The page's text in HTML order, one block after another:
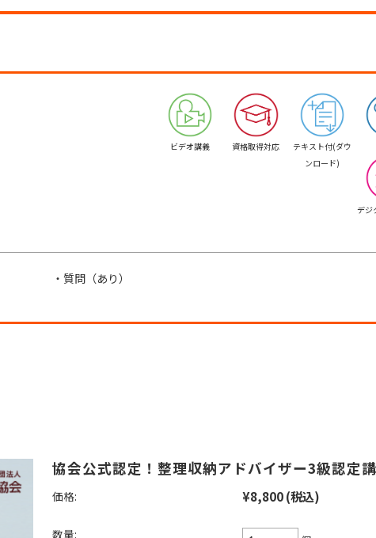
ビデオ講義 資格取得対応
テキスト付(ダウ
ンロード)
デジ
・質問（あり）
協会公式認定！整理収納アドバイザー3級認定
価格: ¥8,800(税込)
数量: